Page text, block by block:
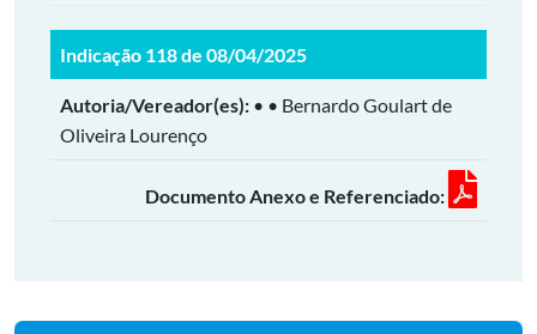
Indicação 118 de 08/04/2025
Autoria/Vereador(es): • • Bernardo Goulart de
Oliveira Lourenço
Documento Anexo e Referenciado: